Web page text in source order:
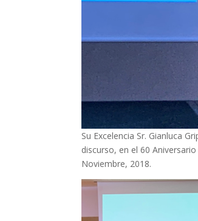
Su Excelencia Sr. Gianluca
discurso, en el 60
Noviembre, 2018.